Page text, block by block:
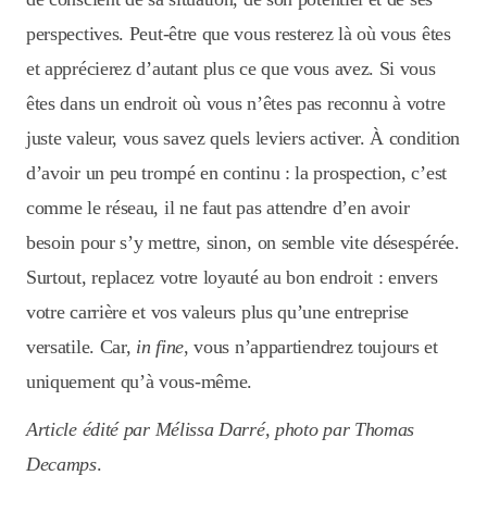
perspectives. Peut-être que vous resterez là où vous êtes
et apprécierez d’autant plus ce que vous avez. Si vous
êtes dans un endroit où vous n’êtes pas reconnu à votre
juste valeur, vous savez quels leviers activer. À condition
d’avoir un peu trompé en continu : la prospection, c’est
comme le réseau, il ne faut pas attendre d’en avoir
besoin pour s’y mettre, sinon, on semble vite désespérée.
Surtout, replacez votre loyauté au bon endroit : envers
votre carrière et vos valeurs plus qu’une entreprise
versatile. Car, in fine, vous n’appartiendrez toujours et
uniquement qu’à vous-même.
Article édité par Mélissa Darré, photo par Thomas
Decamps.